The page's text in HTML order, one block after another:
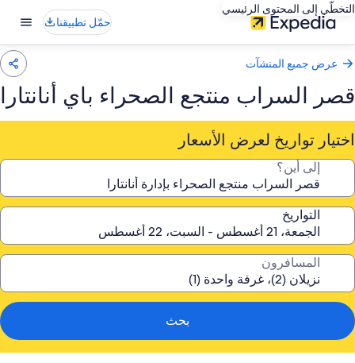
التخطّي إلى المحتوى الرئيسي
حمّل تطبيقنا
عرض جميع المنشآت
قصر السراب منتجع الصحراء باي أنانتارا
اختيار تواريخ لعرض الأسعار
إلى أين؟
التواريخ
المسافرون
بحث